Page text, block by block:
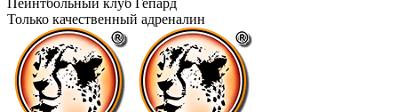
Пейнтбольный клуб Гепард
Только качественный адреналин